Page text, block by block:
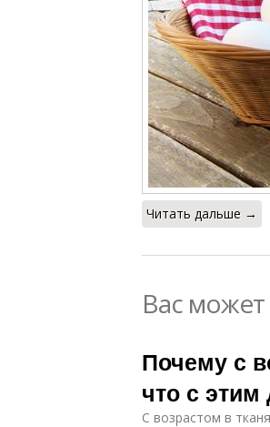
Читать дальше →
Вас может
Почему с
что с этим
С возрастом в